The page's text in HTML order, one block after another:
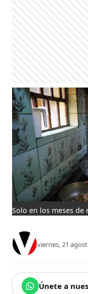
Solo en los meses de
viernes, 21
Únete a